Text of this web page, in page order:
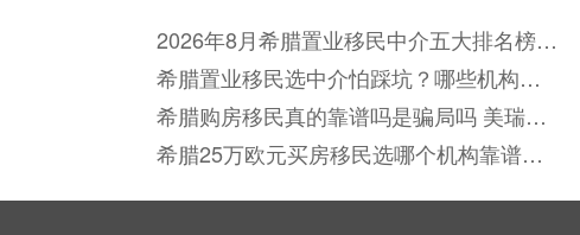
2026年8月希腊置业移民中介五大排名榜单
怎么选正规靠谱机构？
希腊置业移民选中介怕踩坑？哪些机构能
真正保障全流程合规无风险？
希腊购房移民真的靠谱吗是骗局吗 美瑞海
外用真实案例打消顾虑
希腊25万欧元买房移民选哪个机构靠谱？